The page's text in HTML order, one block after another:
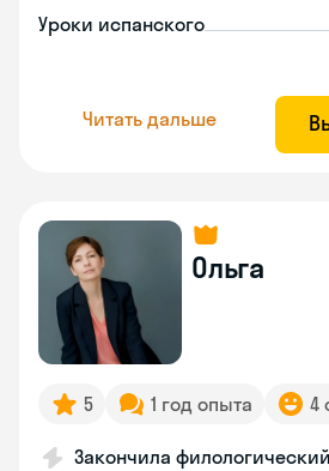
Уроки испанского
Читать дальше
Ольга
5 1 год опыта 4
Закончила